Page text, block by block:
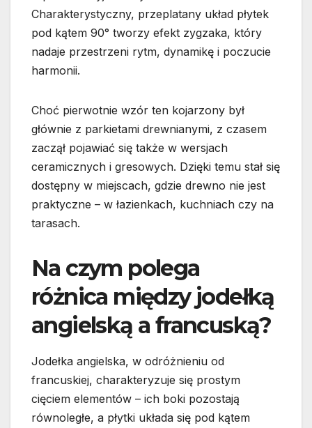
Charakterystyczny, przeplatany układ płytek
pod kątem 90° tworzy efekt zygzaka, który
nadaje przestrzeni rytm, dynamikę i poczucie
harmonii.
Choć pierwotnie wzór ten kojarzony był
głównie z parkietami drewnianymi, z czasem
zaczął pojawiać się także w wersjach
ceramicznych i gresowych. Dzięki temu stał się
dostępny w miejscach, gdzie drewno nie jest
praktyczne – w łazienkach, kuchniach czy na
tarasach.
Na czym polega
różnica między jodełką
angielską a francuską?
Jodełka angielska, w odróżnieniu od
francuskiej, charakteryzuje się prostym
cięciem elementów – ich boki pozostają
równoległe, a płytki układa się pod kątem